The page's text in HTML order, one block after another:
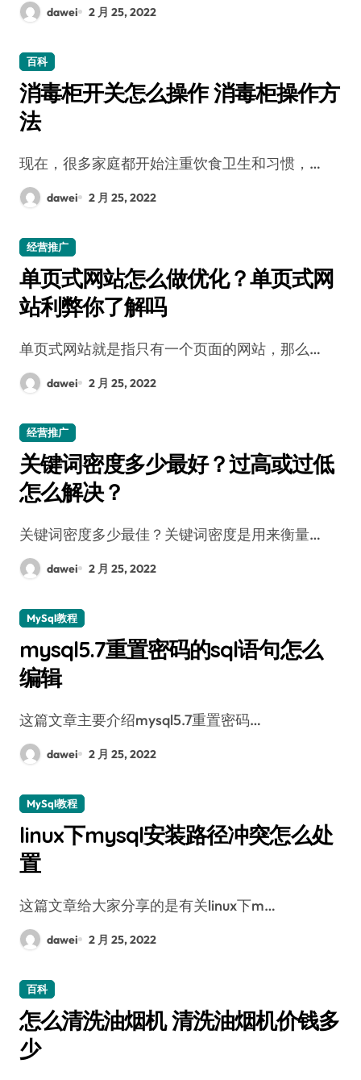
dawei 2 月 25, 2022
百科
消毒柜开关怎么操作 消毒柜操作方
法
现在，很多家庭都开始注重饮食卫生和习惯，…
dawei 2 月 25, 2022
经营推广
单页式网站怎么做优化？单页式网
站利弊你了解吗
单页式网站就是指只有一个页面的网站，那么…
dawei 2 月 25, 2022
经营推广
关键词密度多少最好？过高或过低
怎么解决？
关键词密度多少最佳？关键词密度是用来衡量…
dawei 2 月 25, 2022
MySql教程
mysql5.7重置密码的sql语句怎么
编辑
这篇文章主要介绍mysql5.7重置密码…
dawei 2 月 25, 2022
MySql教程
linux下mysql安装路径冲突怎么处
置
这篇文章给大家分享的是有关linux下m…
dawei 2 月 25, 2022
百科
怎么清洗油烟机 清洗油烟机价钱多
少